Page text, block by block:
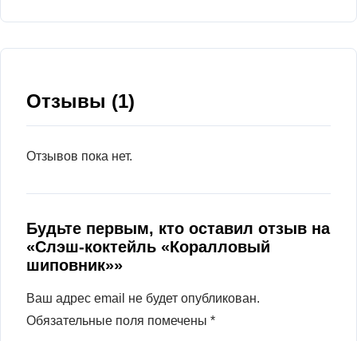
Отзывы (1)
Отзывов пока нет.
Будьте первым, кто оставил отзыв на
«Слэш-коктейль «Коралловый
шиповник»»
Ваш адрес email не будет опубликован.
Обязательные поля помечены *